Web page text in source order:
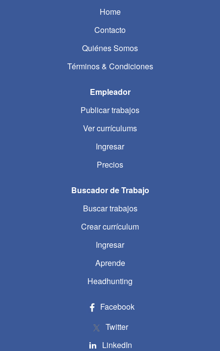
Home
Contacto
Quiénes Somos
Términos & Condiciones
Empleador
Publicar trabajos
Ver currículums
Ingresar
Precios
Buscador de Trabajo
Buscar trabajos
Crear currículum
Ingresar
Aprende
Headhunting
Facebook
Twitter
LinkedIn